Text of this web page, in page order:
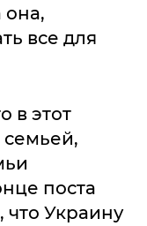
она,
все для
в этот
поста
Украину